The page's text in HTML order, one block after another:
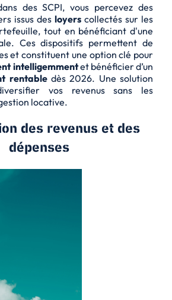
des SCPI, vous percevez des
issus des loyers collectés sur les
tout en bénéficiant d'une
. Ces dispositifs permettent de
et constituent une option clé pour
intelligemmentet bénéficier d’un
rentabledès 2026. Une solution
vos revenus sans les
locative.
des revenus et des
dépenses